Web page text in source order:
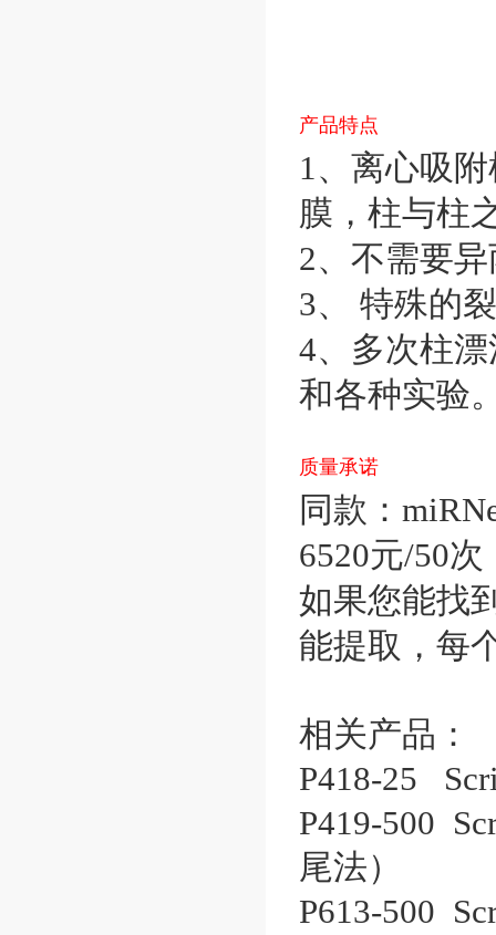
产品特点
1、离心吸
膜，柱与柱
2、不需要
3、 特殊的
4、多次柱
和各种实验
质量承诺
同款：
6520元/50次
如果您能找
能提取，每
相关产品：
P418-25
P419-500
尾法）
P613-500